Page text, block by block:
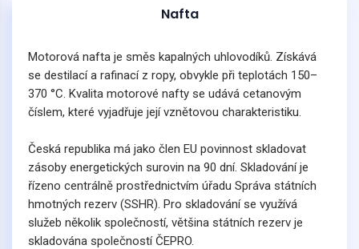
Nafta
Motorová nafta je směs kapalných uhlovodíků. Získává
se destilací a rafinací z ropy, obvykle při teplotách 150–
370 °C. Kvalita motorové nafty se udává cetanovým
číslem, které vyjadřuje její vznětovou charakteristiku.
Česká republika má jako člen EU povinnost skladovat
zásoby energetických surovin na 90 dní. Skladování je
řízeno centrálně prostřednictvím úřadu Správa státních
hmotných rezerv (SSHR). Pro skladování se využívá
služeb několik společností, většina státních rezerv je
skladována společností ČEPRO.